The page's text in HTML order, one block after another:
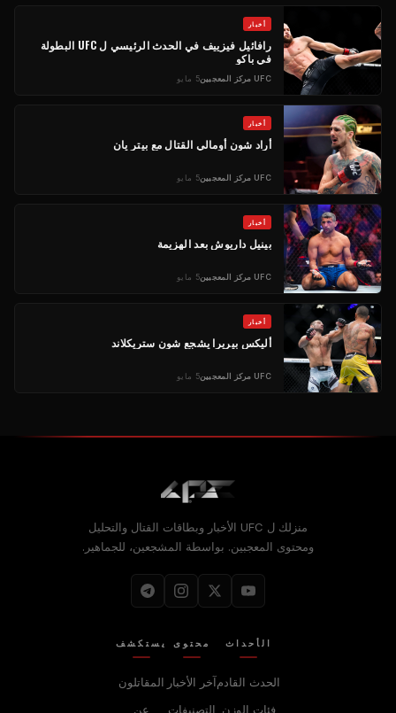
أخبار
رافائيل فيزييف في الحدث الرئيسي لUFC البطولة
في باكو
UFC مركز المعجبين5 مايو
أخبار
أراد شون أومالي القتال مع بيتر يان
UFC مركز المعجبين5 مايو
أخبار
بينيل داريوش بعد الهزيمة
UFC مركز المعجبين5 مايو
أخبار
أليكس بيريرا يشجع شون ستريكلاند
UFC مركز المعجبين5 مايو
منزلك ل UFC الأخبار وبطاقات القتال والتحليل
ومحتوى المعجبين. بواسطة المشجعين، للجماهير.
الأحداث
الحدث القادم
فئات الوزن
محتوى
آخر الأخبار
التصنيفات
يستكشف
المقاتلون
عن